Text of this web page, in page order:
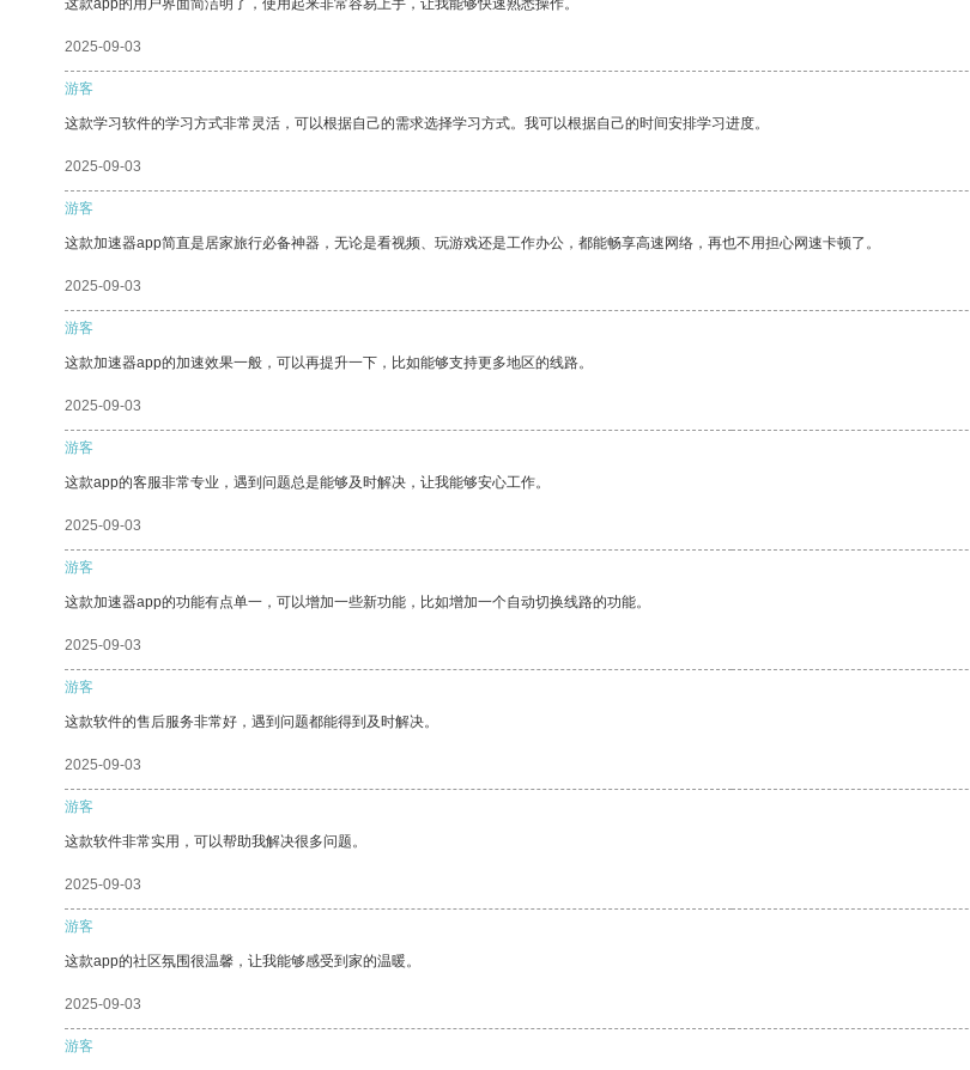
这款app的用户界面简洁明了，使用起来非常容易上手，让我能够快速熟悉操作。
2025-09-03
游客
这款学习软件的学习方式非常灵活，可以根据自己的需求选择学习方式。我可以根据自己的时间安排学习进度。
2025-09-03
游客
这款加速器app简直是居家旅行必备神器，无论是看视频、玩游戏还是工作办公，都能畅享高速网络，再也不用担心网速卡顿了。
2025-09-03
游客
这款加速器app的加速效果一般，可以再提升一下，比如能够支持更多地区的线路。
2025-09-03
游客
这款app的客服非常专业，遇到问题总是能够及时解决，让我能够安心工作。
2025-09-03
游客
这款加速器app的功能有点单一，可以增加一些新功能，比如增加一个自动切换线路的功能。
2025-09-03
游客
这款软件的售后服务非常好，遇到问题都能得到及时解决。
2025-09-03
游客
这款软件非常实用，可以帮助我解决很多问题。
2025-09-03
游客
这款app的社区氛围很温馨，让我能够感受到家的温暖。
2025-09-03
游客